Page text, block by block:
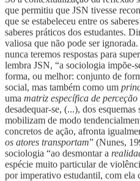
que permitiu que JSN tivesse
que se estabeleceu entre os
saberes práticos dos estudantes.
valiosa que não pode ser
nunca teremos respostas para
lembra JSN, “a sociologia impõe-
forma, ou melhor: conjunto de
social, mas também como um
uma matriz específica de perceção
desadequar-se, (...), dos
mobilizam de modo
concretos de ação, afronta
os atores transportam” (Nunes,
sociologia “ao desmontar a
espécie muito particular de
por imperativo estudantil, com ela